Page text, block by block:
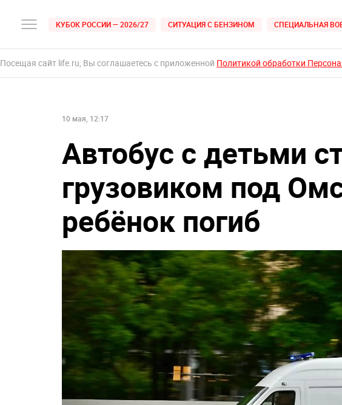
КУБОК РОССИИ — 2026/27 СИТУАЦИЯ С БЕНЗИНОМ СПЕЦИАЛЬНАЯ
Посещая сайт life.ru, Вы соглашаетесь с приложенной Политикой обработки
10 мая, 12:17
Автобус с детьми
грузовиком под
ребёнок погиб